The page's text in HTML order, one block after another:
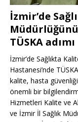
İzmir’de
TÜSKA adımı
İzmir’de Sağlıkta
Hastanesi’nde
kalite, hasta
önemli bir
Hizmetleri Kalite ve
ve İzmir İl Sağlık